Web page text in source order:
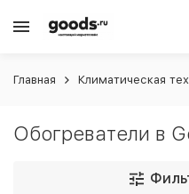
Главная Климатическая
Обогреватели в